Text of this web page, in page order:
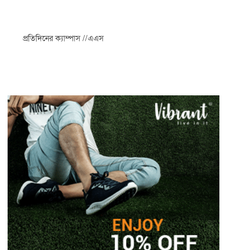
প্রতিদিনের ক্যাম্পাস //এএস